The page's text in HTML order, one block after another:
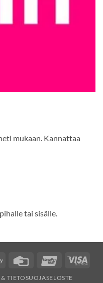
mukaan. Kannattaa
tai sisälle.
Alipay
Credit
UnionPayVisa
TIETOSUOJASELOSTE